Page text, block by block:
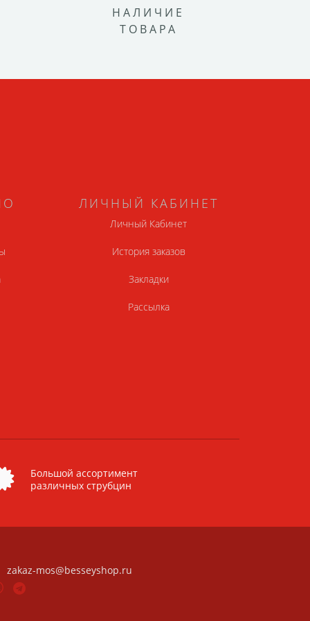
НАЛИЧИЕ
ТОВАРА
ЛИЧНЫЙ КАБИНЕТ
Личный Кабинет
История заказов
Закладки
Рассылка
Большой ассортимент
различных струбцин
zakaz-mos@besseyshop.ru